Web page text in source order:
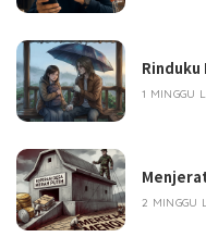
Rinduku
1 MINGGU
2 MINGGU